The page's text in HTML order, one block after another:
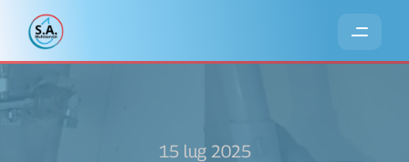
15 lug 2025